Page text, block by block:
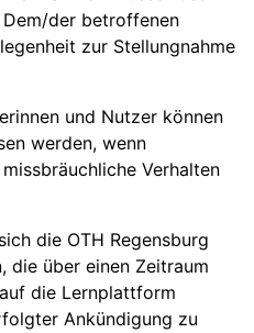
der betroffenen
zur Stellungnahme
und Nutzer können
werden, wenn
Verhalten
die OTH Regensburg
die über einen Zeitraum
die Lernplattform
Ankündigung zu